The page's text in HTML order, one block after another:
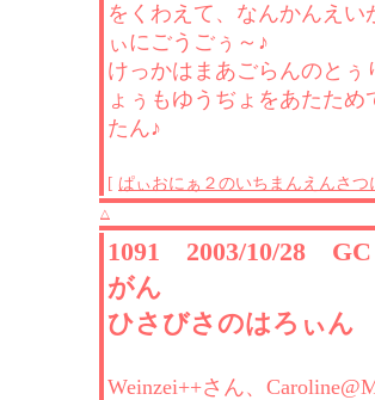
をくわえて、なんかんえい
ぃにごうごぅ～♪
けっかはまあごらんのとぅ
ょぅもゆうぢょをあたため
たん♪
[ ぱぃおにぁ２のいちまんえんさつ
△
1091 2003/10/28
がん
ひさびさのはろぃん
Weinzei++さん、